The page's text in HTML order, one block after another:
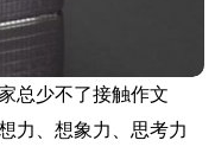
总少不了接触作文
力、想象力、思考力